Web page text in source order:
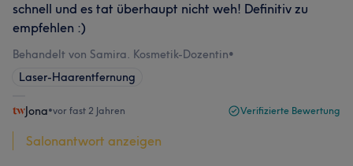
schnell und es tat überhaupt nicht weh! Definitiv zu
empfehlen :)
Behandelt von Samira. Kosmetik-Dozentin•
Laser-Haarentfernung
Jona•vor fast 2 Jahren Verifizierte Bewertung
Salonantwort anzeigen